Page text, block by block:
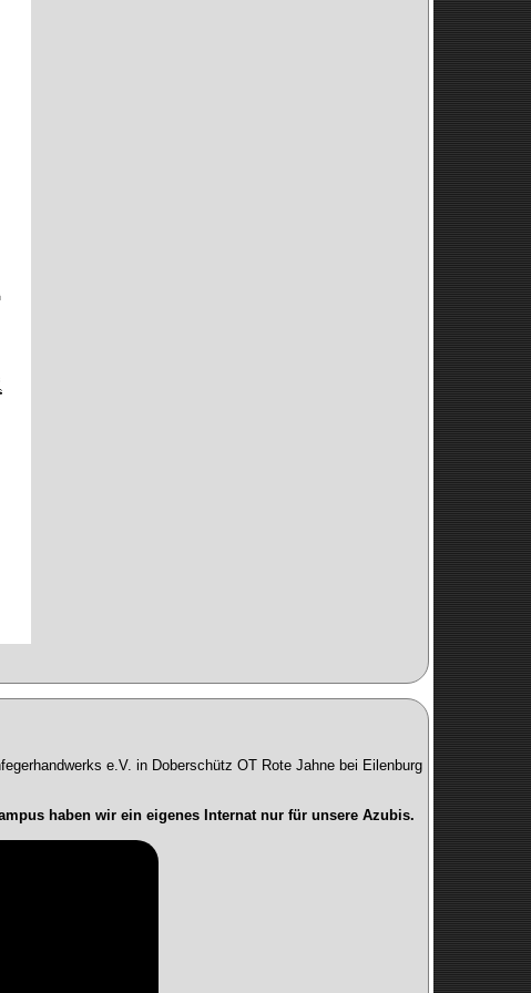
e.V. in Doberschütz OT Rote Jahne bei Eilenburg
haben wir ein eigenes Internat nur für unsere Azubis.